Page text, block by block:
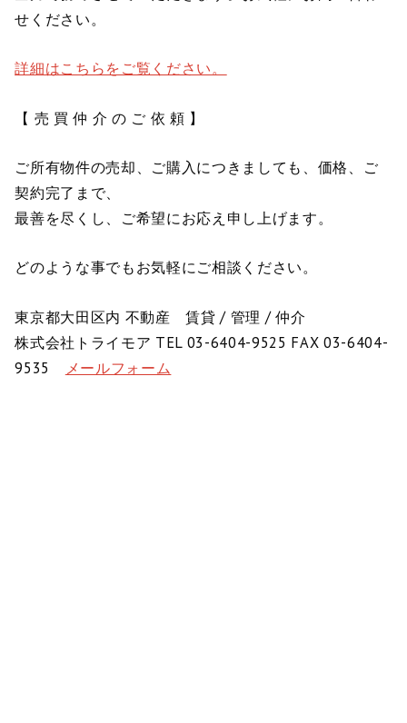
せください。
詳細はこちらをご覧ください。
【 売 買 仲 介 の ご 依 頼 】
ご所有物件の売却、ご購入につきましても、価格、ご
契約完了まで、
最善を尽くし、ご希望にお応え申し上げます。
どのような事でもお気軽にご相談ください。
東京都大田区内 不動産 賃貸 / 管理 / 仲介
株式会社トライモア TEL 03-6404-9525 FAX 03-6404-
9535
メールフォーム